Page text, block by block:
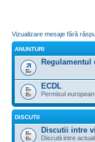
Vizualizare mesaje fără
ANUNTURI
Regulamentul
ECDL
Permisul
DISCUTII
Discutii intre
Discutii intre